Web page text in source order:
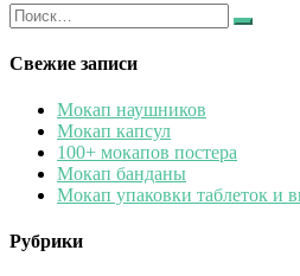
Искать:
Найти
Свежие записи
Мокап наушников
Мокап капсул
100+ мокапов постера
Мокап банданы
Мокап упаковки таблеток и
Рубрики